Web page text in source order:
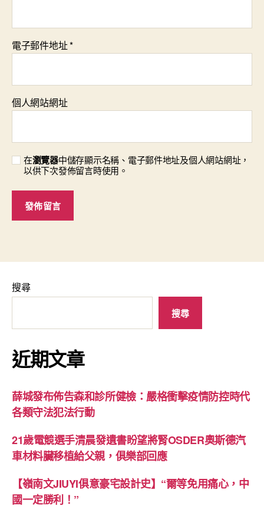
電子郵件地址*
個人網站網址
在瀏覽器中儲存顯示名稱、電子郵件地址及個人網站網址，
以供下次發佈留言時使用。
搜尋
搜尋
近期文章
薛城發布佈告森和診所健檢：嚴格衝擊疫情防控時代
各類守法犯法行動
21歲電競選手清晨發遺書盼望將腎OSDER奧斯德汽
車材料臟移植給父親，俱樂部回應
【嶺南文JIUYI俱意豪宅設計史】“爾等免用痛心，中
國一定勝利！”